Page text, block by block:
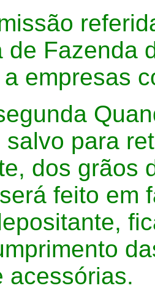
de Fazenda
empresas
salvo para
dos grãos
feito em
acessórias.